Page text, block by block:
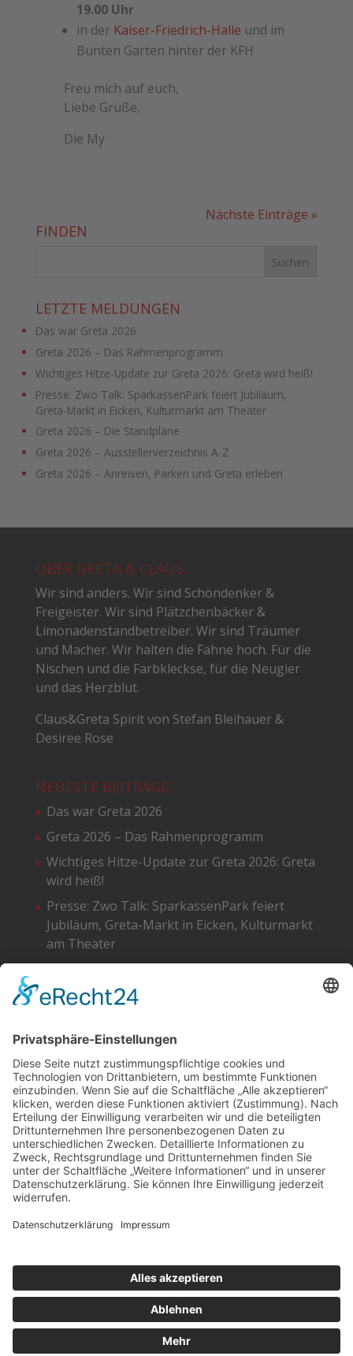
19.00 Uhr
in der Kaiser-Friedrich-Halle und im
Bunten Garten hinter der KFH
Freu mich auf euch,
Liebe Grüße,
Die My
Nächste Einträge »
FINDEN
LETZTE MELDUNGEN
Das war Greta 2026
Greta 2026 – Das Rahmenprogramm
Wichtiges Hitze-Update zur Greta 2026: Greta wird heiß!
Presse: Zwo Talk: SparkassenPark feiert Jubiläum,
Greta-Markt in Eicken, Kulturmarkt am Theater
Greta 2026 – Die Standpläne
Greta 2026 – Ausstellerverzeichnis A-Z
Greta 2026 – Anreisen, Parken und Greta erleben
ÜBER GRETA & CLAUS
Wir sind anders. Wir sind Schöndenker &
Freigeister. Wir sind Plätzchenbäcker &
Limonadenstandbetreiber. Wir sind Träumer
und Macher. Wir halten die Fahne hoch. Für die
Nischen und die Farbkleckse, für die Neugier
und das Herzblut.
Claus&Greta Spirit von Stefan Bleihauer &
Desiree Rose
NEUESTE BEITRÄGE
Das war Greta 2026
Greta 2026 – Das Rahmenprogramm
Wichtiges Hitze-Update zur Greta 2026: Greta
wird heiß!
Presse: Zwo Talk: SparkassenPark feiert
Jubiläum, Greta-Markt in Eicken, Kulturmarkt
am Theater
Greta 2026 – Die Standpläne
Facebook
Instagram
SoundCloud
YouTube
Cookie-Einstellungen
Datenschutz
Copyright © 2020–2026 Greta & Claus - WISP